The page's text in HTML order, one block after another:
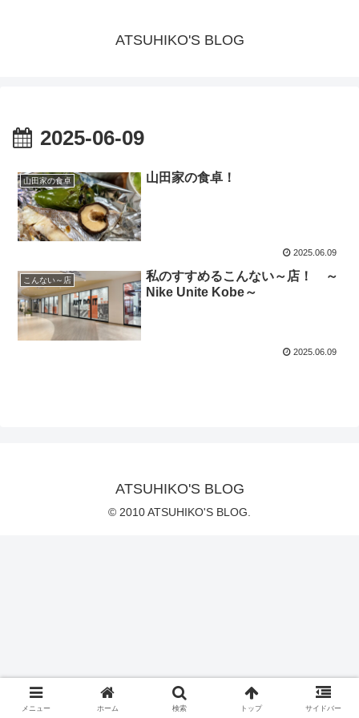
ATSUHIKO'S BLOG
2025-06-09
山田家の食卓 山田家の食卓！
2025.06.09
こんない～店
私のすすめるこんない～店！ ～
Nike Unite Kobe～
2025.06.09
ATSUHIKO'S BLOG
© 2010 ATSUHIKO'S BLOG.
メニュー ホーム 検索 トップ サイドバー